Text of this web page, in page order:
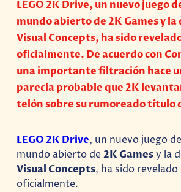
LEGO 2K Drive, un nuevo juego
mundo abierto de 2K Games y
Visual Concepts, ha sido
oficialmente. De acuerdo con
una importante filtración hace
parecía probable que 2K
telón sobre su rumoreado título
LEGO 2K Drive, un nuevo juego
mundo abierto de2K Gamesy la
Visual Concepts, ha sido revelado
oficialmente.